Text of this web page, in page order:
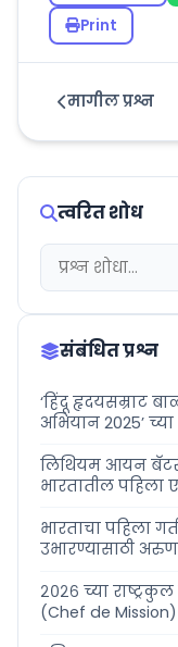
Print
मागील प्रश्न
त्वरित शोध
संबंधित प्रश्न
‘हिंदू हृदयसम्राट
अभियान 2025’ च्या
लिथियम आयन
भारतातील पहिला
भारताचा पहिला
उभारण्यासाठी
२०२६ च्या राष्ट्रकुल
(Chef de